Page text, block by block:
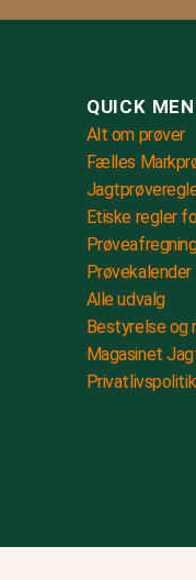
QUICK
Alt om prøver
Fælles
Etiske regler
Prøvekalender
Alle udvalg
Bestyrelse
Magasinet
Privatlivspolitik